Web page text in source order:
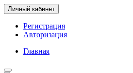
Личный кабинет
Регистрация
Авторизация
Главная